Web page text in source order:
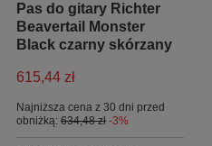
Pas do gitary Richter
Beavertail Monster
Black czarny skórzany
615,44 zł
Najniższa cena z 30 dni przed
obniżką: 634,48 zł -3%